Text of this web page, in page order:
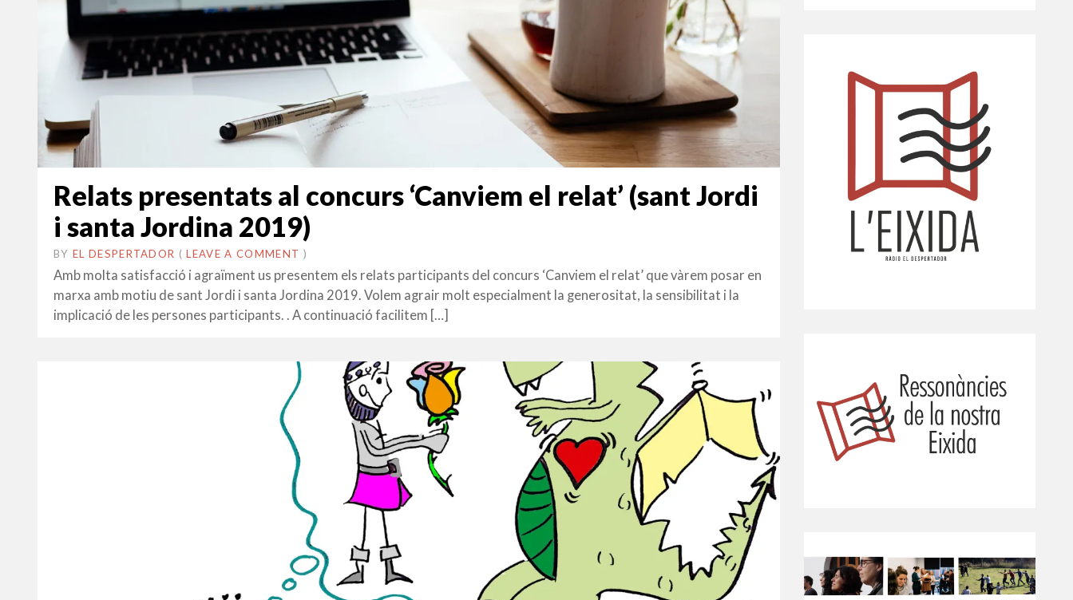
Relats presentats al concurs ‘Canviem el relat’ (sant Jordi
i santa Jordina 2019)
BY EL DESPERTADOR ON
24
ABRIL
2019
•(LEAVE A COMMENT )
Amb molta satisfacció i agraïment us presentem els relats participants del concurs ‘Canviem el relat’ que vàrem posar en
marxa amb motiu de sant Jordi i santa Jordina 2019. Volem agrair molt especialment la generositat, la sensibilitat i la
implicació de les persones participants. . A continuació facilitem […]